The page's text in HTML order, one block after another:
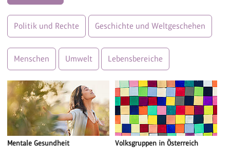
Politik und Rechte Geschichte und Weltgeschehen
Menschen Umwelt Lebensbereiche
Mentale Gesundheit Volksgruppen in Österreich